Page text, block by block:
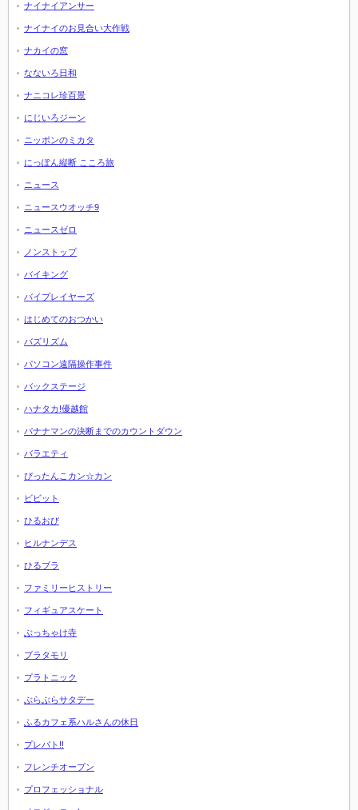
ナイナイアンサー
ナイナイのお見合い大作戦
ナカイの窓
なないろ日和
ナニコレ珍百景
にじいろジーン
ニッポンのミカタ
にっぽん縦断 こころ旅
ニュース
ニュースウオッチ9
ニュースゼロ
ノンストップ
バイキング
バイプレイヤーズ
はじめてのおつかい
バズリズム
パソコン遠隔操作事件
バックステージ
ハナタカ!優越館
バナナマンの決断までのカウントダウン
バラエティ
ぴったんこカン☆カン
ビビット
ひるおび
ヒルナンデス
ひるブラ
ファミリーヒストリー
フィギュアスケート
ぶっちゃけ寺
ブラタモリ
プラトニック
ぶらぶらサタデー
ふるカフェ系ハルさんの休日
プレバト!!
フレンチオープン
プロフェッショナル